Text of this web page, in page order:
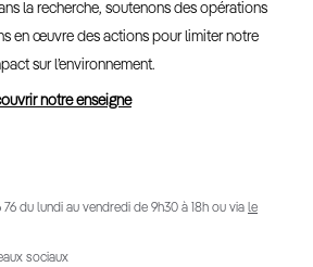
la recherche, soutenons des opérations
en œuvre des actions pour limiter notre
sur l’environnement.
notre enseigne
76 du lundi au vendredi de 9h30 à 18h ou via le
sociaux